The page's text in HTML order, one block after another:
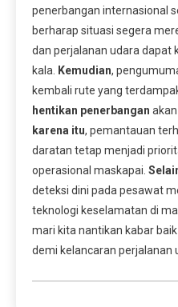
penerbangan internasional
berharap situasi segera
dan perjalanan udara dapat
kala.
Kemudian,
kembali rute yang
hentikan penerbangan
karena itu, pemantauan
daratan tetap menjadi
operasional maskapai.
deteksi dini pada pesawat
teknologi keselamatan di
mari kita nantikan kabar
demi kelancaran perjalanan